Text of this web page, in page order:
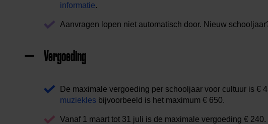
informatie.
Aanvragen lopen niet automatisch door. Nieuw
Vergoeding
De maximale vergoeding per schooljaar voor cultuur is €
muziekles bijvoorbeeld is het maximum € 650.
Vanaf 1 maart tot 31 juli is de maximale vergoeding €